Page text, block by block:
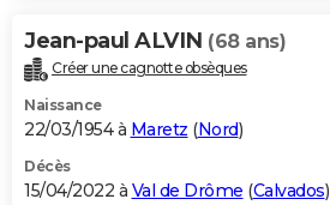
Jean-paul ALVIN (68 ans)
Créer une cagnotte obsèques
Naissance
22/03/1954 à Maretz (Nord)
Décès
15/04/2022 à Val de Drôme (Calvados)